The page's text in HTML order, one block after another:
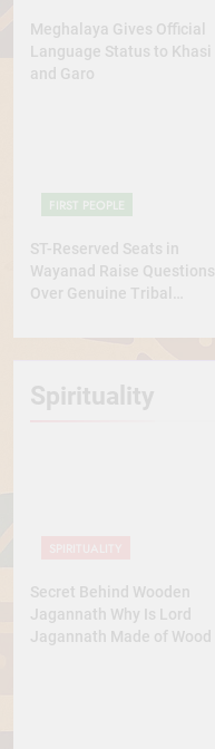
Meghalaya Gives Official
Language Status to Khasi
and Garo
FIRST PEOPLE
ST-Reserved Seats in
Wayanad Raise Questions
Over Genuine Tribal
Spirituality
Secret Behind Wooden
Jagannath Why Is Lord
Jagannath Made of Wood